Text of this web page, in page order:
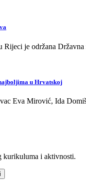
Rijeci je održana
u Hrvatskoj
Eva Mirović, Ida
kurikuluma i aktivnosti.